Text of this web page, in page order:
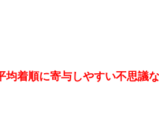
着順に寄与しやすい不思議